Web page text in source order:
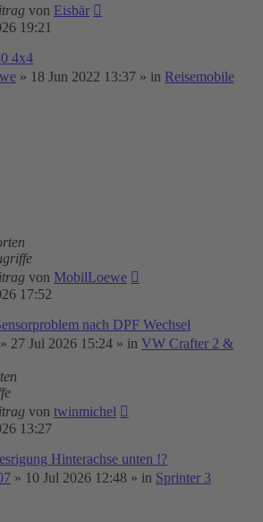
von Eisbär
19:21
4x4
» 18 Jun 2022 13:37 » in Reisemobile
von MobilLoewe
17:52
nach DPF Wechsel
» 27 Jul 2026 15:24 » in VW Crafter 2 &
von twinmichel
13:27
Hinterachse unten !?
» 10 Jul 2026 12:48 » in Sprinter 3